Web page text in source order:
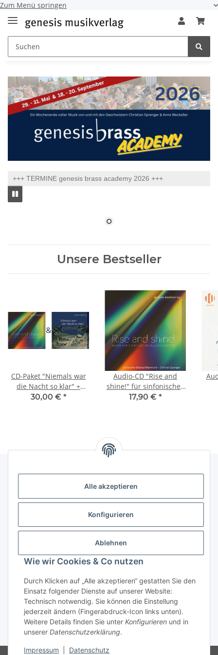
Zum Menü springen
Alle akzeptieren
Konfigurieren
Ablehnen
Wie wir Cookies & Co nutzen
Durch Klicken auf „Alle akzeptieren“ gestatten Sie den
Einsatz folgender Dienste auf unserer Website:
Technisch notwendig. Sie können die Einstellung
jederzeit ändern (Fingerabdruck-Icon links unten).
Weitere Details finden Sie unter Konfigurieren und in
unserer Datenschutzerklärung.
Impressum Datenschutz
+++ TERMINE genesis brass academy 2026 +++
Unsere Bestseller
CD-Paket "Niemals war
die Nacht so klar" +
"Rise and shine!" (sinf.
30,00 € *
Audio-CD "Rise and
shine!" für sinfonisches
Blasorchester
17,90 € *
genesis musikverlag Christian Sprenger
34630 Gilserberg
E-Mail:anne.weckesser@genesis-musikverlag.de
Informationen
Gesetzliche Informationen
* Alle Preise inkl. gesetzlicher USt., zzgl.Versand